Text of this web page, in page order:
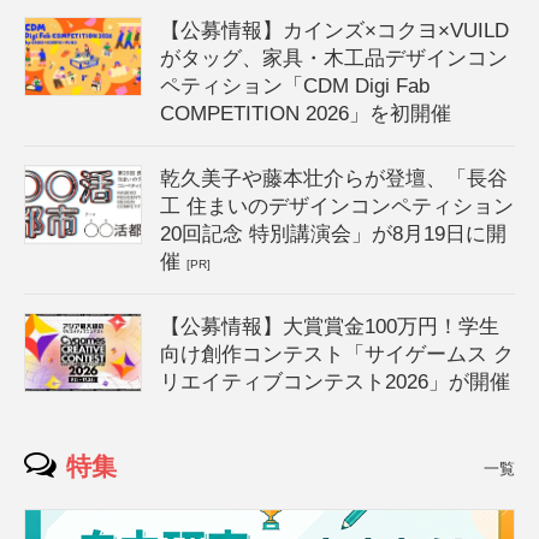
【公募情報】カインズ×コクヨ×VUILD
がタッグ、家具・木工品デザインコン
ペティション「CDM Digi Fab
COMPETITION 2026」を初開催
乾久美子や藤本壮介らが登壇、「長谷
工 住まいのデザインコンペティション
20回記念 特別講演会」が8月19日に開
催[PR]
【公募情報】大賞賞金100万円！学生
向け創作コンテスト「サイゲームス ク
リエイティブコンテスト2026」が開催
特集 一覧